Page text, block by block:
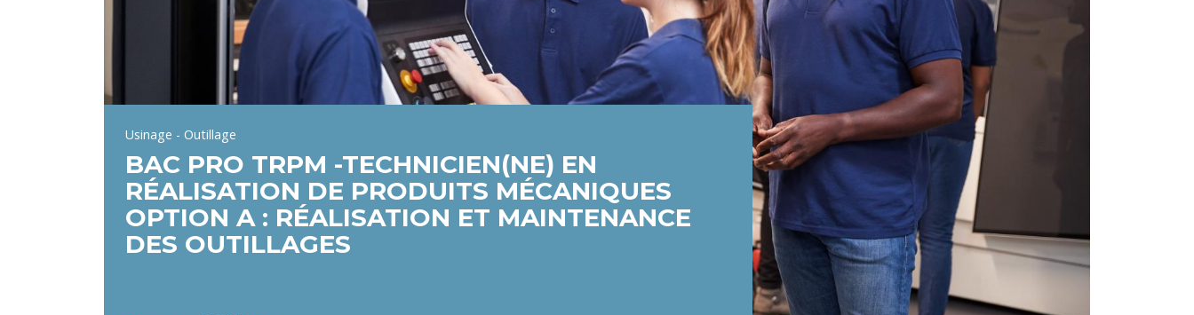
Usinage - Outillage
BAC PRO TRPM -TECHNICIEN(NE) EN
RÉALISATION DE PRODUITS MÉCANIQUES
OPTION A : RÉALISATION ET MAINTENANCE
DES OUTILLAGES